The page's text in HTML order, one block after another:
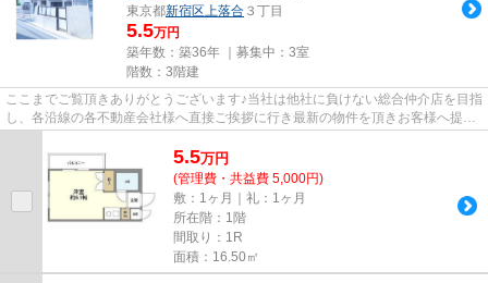
東京都新宿区上落合 ３丁目
5.5万円
築年数：築36年 ｜募集中： 3室
階数：3階建
ここまでご覧頂きありがとうございます♪当社は他社に負けない総合仲介店を目指
し、各沿線の各不動産会社様へ直接ご挨拶に行き最新の物件を頂きお客様へ提供
5.5万円
(管理費・共益費 5,000円)
敷：1ヶ月｜礼：1ヶ月
所在階：1階
間取り：1R
面積：16.50㎡